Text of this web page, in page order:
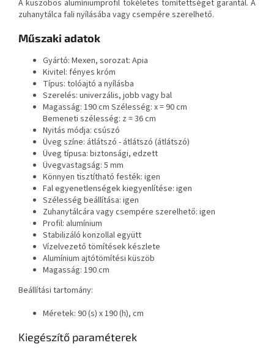
A küszöbös alumíniumprofil tökéletes tömítettséget garantál. A
zuhanytálca fali nyílásába vagy csempére szerelhető.
Műszaki adatok
Gyártó: Mexen, sorozat: Apia
Kivitel: fényes króm
Típus: tolóajtó a nyílásba
Szerelés: univerzális, jobb vagy bal
Magasság: 190 cm Szélesség: x = 90 cm
Bemeneti szélesség: z = 36 cm
Nyitás módja: csúszó
Üveg színe: átlátszó - átlátszó (átlátszó)
Üveg típusa: biztonsági, edzett
Üvegvastagság: 5 mm
Könnyen tisztítható festék: igen
Fal egyenetlenségek kiegyenlítése: igen
Szélesség beállítása: igen
Zuhanytálcára vagy csempére szerelhető: igen
Profil: alumínium
Stabilizáló konzollal együtt
Vízelvezető tömítések készlete
Alumínium ajtótömítési küszöb
Magasság: 190 cm
Beállítási tartomány:
Méretek: 90 (s) x 190 (h), cm
Kiegészítő paraméterek